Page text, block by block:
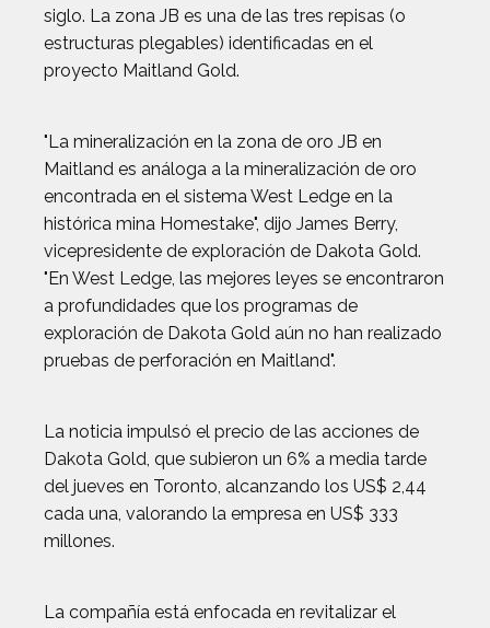
siglo. La zona JB es una de las tres repisas (o
estructuras plegables) identificadas en el
proyecto Maitland Gold.
"La mineralización en la zona de oro JB en
Maitland es análoga a la mineralización de oro
encontrada en el sistema West Ledge en la
histórica mina Homestake", dijo James Berry,
vicepresidente de exploración de Dakota Gold.
"En West Ledge, las mejores leyes se encontraron
a profundidades que los programas de
exploración de Dakota Gold aún no han realizado
pruebas de perforación en Maitland".
La noticia impulsó el precio de las acciones de
Dakota Gold, que subieron un 6% a media tarde
del jueves en Toronto, alcanzando los US$ 2,44
cada una, valorando la empresa en US$ 333
millones.
La compañía está enfocada en revitalizar el